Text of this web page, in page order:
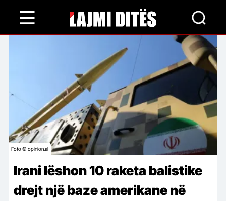
content
Foto © opinion.al
Irani lëshon 10 raketa balistike
drejt një baze amerikane në